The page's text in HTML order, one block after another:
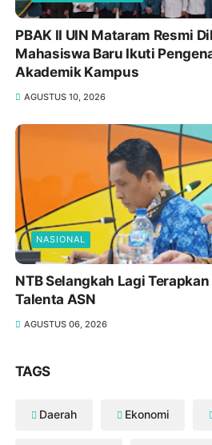
PBAK II UIN Mataram Resmi
Mahasiswa Baru Ikuti
Akademik Kampus
AGUSTUS 10, 2026
NASIONAL
NTB Selangkah Lagi
Talenta ASN
AGUSTUS 06, 2026
TAGS
Daerah Ekonomi